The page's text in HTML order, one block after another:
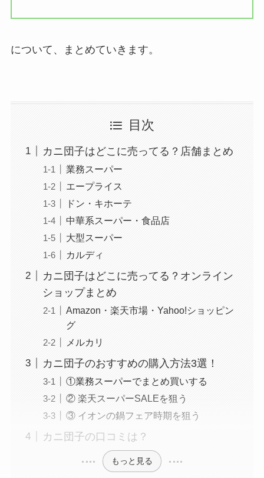
について、まとめていきます。
目次
カニ団子はどこに売ってる？店舗まとめ
業務スーパー
エープライス
ドン・キホーテ
中華系スーパー・食品店
大型スーパー
カルディ
カニ団子はどこに売ってる？オンライン
ショップまとめ
Amazon・楽天市場・Yahoo!ショッピン
グ
メルカリ
カニ団子のおすすめの購入方法3選！
①業務スーパーでまとめ買いする
② 楽天スーパーSALEを狙う
③ イオンの鍋フェア時期を狙う
カニ団子の口コミは？
もっと見る